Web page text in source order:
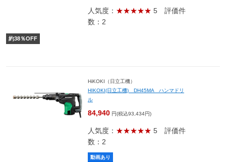
人気度： ★★★★★ 5 評価件
数：2
約38％OFF
HiKOKI（日立工機）
HIKOKI(日立工機) DH45MA ハンマドリ
ル
84,940 円(税込93,434円)
人気度： ★★★★★ 5 評価件
数：2
動画あり